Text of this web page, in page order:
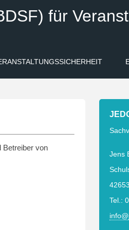
für
Betreiber von
Jens
Tel.: